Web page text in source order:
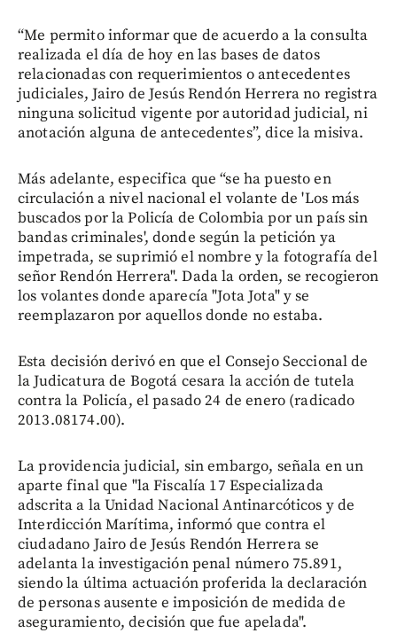
“Me permito informar que de acuerdo a la consulta
realizada el día de hoy en las bases de datos
relacionadas con requerimientos o antecedentes
judiciales, Jairo de Jesús Rendón Herrera no registra
ninguna solicitud vigente por autoridad judicial, ni
anotación alguna de antecedentes”, dice la misiva.
Más adelante, especifica que “se ha puesto en
circulación a nivel nacional el volante de 'Los más
buscados por la Policía de Colombia por un país sin
bandas criminales', donde según la petición ya
impetrada, se suprimió el nombre y la fotografía del
señor Rendón Herrera". Dada la orden, se recogieron
los volantes donde aparecía "Jota Jota" y se
reemplazaron por aquellos donde no estaba.
Esta decisión derivó en que el Consejo Seccional de
la Judicatura de Bogotá cesara la acción de tutela
contra la Policía, el pasado 24 de enero (radicado
2013.08174.00).
La providencia judicial, sin embargo, señala en un
aparte final que "la Fiscalía 17 Especializada
adscrita a la Unidad Nacional Antinarcóticos y de
Interdicción Marítima, informó que contra el
ciudadano Jairo de Jesús Rendón Herrera se
adelanta la investigación penal número 75.891,
siendo la última actuación proferida la declaración
de personas ausente e imposición de medida de
aseguramiento, decisión que fue apelada".